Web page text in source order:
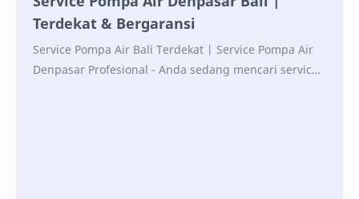
Terdekat & Bergaransi
Service Pompa Air Bali Terdekat | Service Pompa Air
Denpasar Profesional - Anda sedang mencari service